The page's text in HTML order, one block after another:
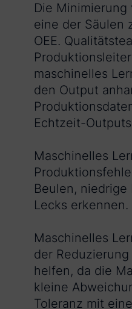
Die
eine der Säulen
OEE.
maschinelles
den Output
Echtzeit-
Maschinelles
Beulen, niedrige
Lecks erkennen.
Maschinelles
der
helfen, da die
kleine
Toleranz mit